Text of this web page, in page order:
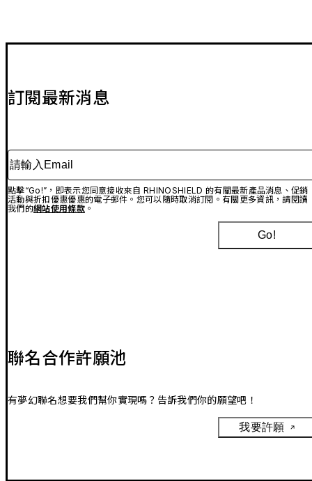
訂閱最新消息
請輸入Email
點擊“Go!”，即表示您同意接收來自 RHINOSHIELD 的有關最新產品消息、促銷
活動與折扣優惠優惠的電子郵件。您可以隨時取消訂閱。有關更多資訊，請閱讀
我們的網站使用條款。
Go!
聯名合作許願池
有夢幻聯名想要我們幫你實現嗎？告訴我們你的願望吧！
我要許願